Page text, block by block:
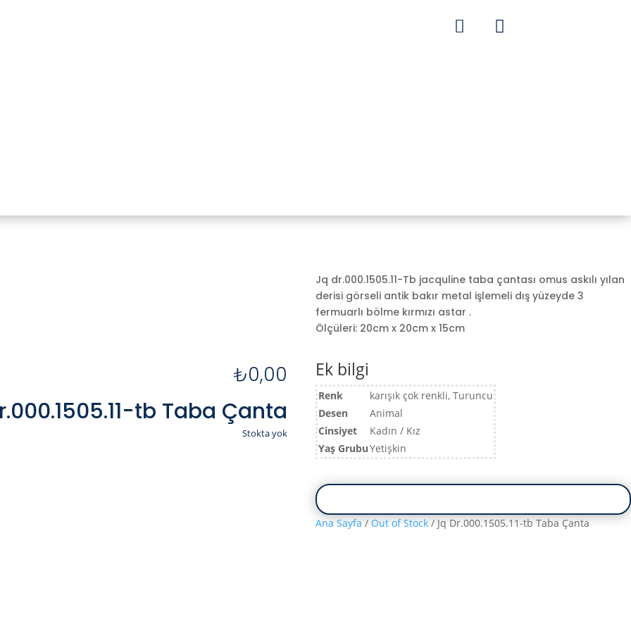
 
₺0,00
tb Taba Çanta
Stokta yok
Jq dr.000.1505.11-Tb jacquline taba çantası omus askılı yılan
derisi görseli antik bakır metal işlemeli dış yüzeyde 3
fermuarlı bölme kırmızı astar .
Ölçüleri: 20cm x 20cm x 15cm
Ek bilgi
Renk
karışık çok renkli, Turuncu
Desen
Animal
Cinsiyet
Kadın / Kız
Yaş GrubuYetişkin
Ana Sayfa / Out of Stock / Jq Dr.000.1505.11-tb Taba Çanta